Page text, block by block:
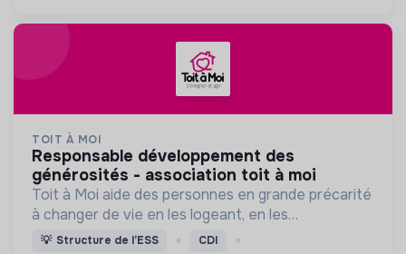
TOIT À MOI
responsable développement des
générosités - association toit à moi
Toit à Moi aide des personnes en grande précarité
à changer de vie en les logeant, en les
accompagnant pour résoudre leurs
💡 Structure de l’ESS CDI